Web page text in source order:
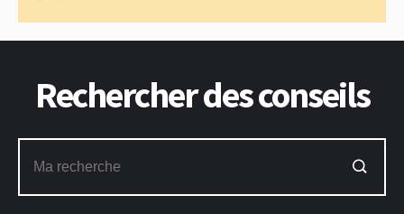
Rechercher des conseils